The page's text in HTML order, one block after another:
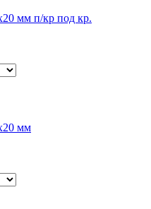
мм п/кр под кр.
мм